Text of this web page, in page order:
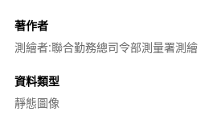
著作者
測繪者:聯合勤務總司令部測量署測繪
資料類型
靜態圖像